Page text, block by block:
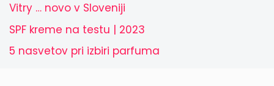
Vitry … novo v Sloveniji
SPF kreme na testu | 2023
5 nasvetov pri izbiri parfuma